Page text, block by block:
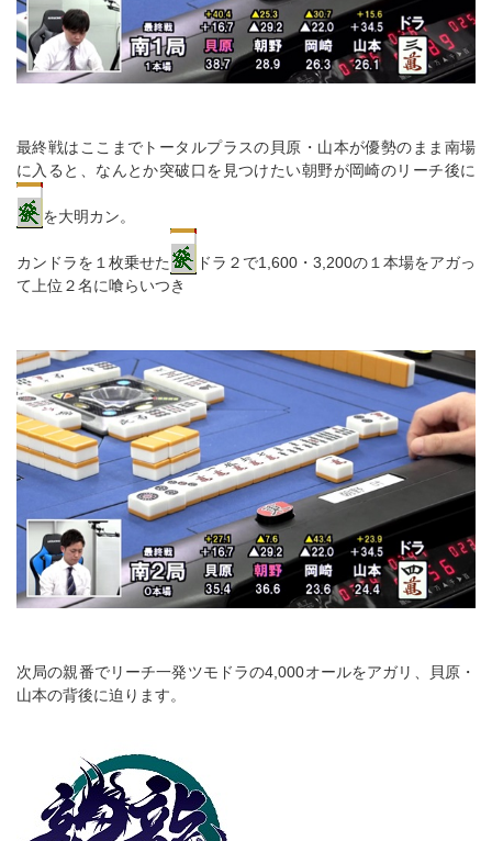
最終戦はここまでトータルプラスの貝原・山本が優勢のまま南場
に入ると、なんとか突破口を見つけたい朝野が岡崎のリーチ後に
を大明カン。
カンドラを１枚乗せた
ドラ２で1,600・3,200の１本場をアガっ
て上位２名に喰らいつき
次局の親番でリーチ一発ツモドラの4,000オールをアガリ、貝原・
山本の背後に迫ります。